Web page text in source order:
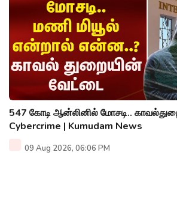
547 கோடி ஆன்லினில் மோசடி..
Cybercrime | Kumudam News
09 Aug 2026, 06:06 PM